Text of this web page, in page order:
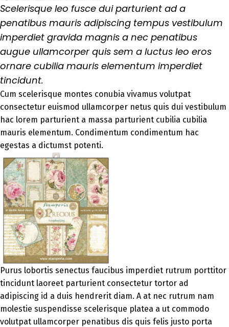
Scelerisque leo fusce dui parturient ad a
penatibus mauris adipiscing tempus vestibulum
imperdiet gravida magnis a nec penatibus
augue ullamcorper quis sem a luctus leo eros
ornare cubilia mauris elementum imperdiet
tincidunt.
Cum scelerisque montes conubia vivamus volutpat
consectetur euismod ullamcorper netus quis dui vestibulum
hac lorem parturient a massa parturient cubilia cubilia
mauris elementum. Condimentum condimentum hac
egestas a dictumst potenti.
Purus lobortis senectus faucibus imperdiet rutrum porttitor
tincidunt laoreet parturient consectetur tortor ad
adipiscing id a duis hendrerit diam. A at nec rutrum nam
molestie suspendisse scelerisque platea a ut commodo
volutpat ullamcorper penatibus dis quis felis justo porta